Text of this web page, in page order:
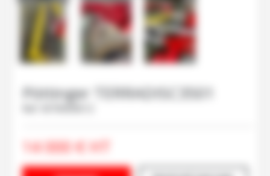
Pöttinger TERRADISC3501
14 000€HT